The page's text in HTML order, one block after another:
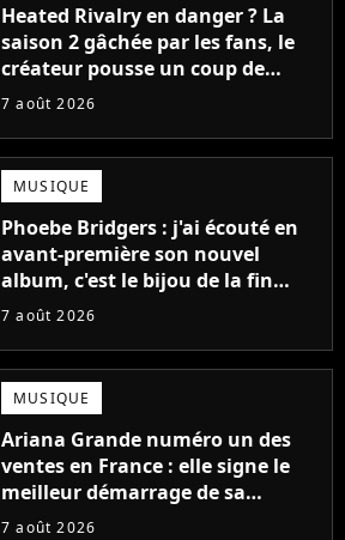
Heated Rivalry en danger ? La
saison 2 gâchée par les fans, le
créateur pousse un coup de
gueule
7 août 2026
MUSIQUE
Phoebe Bridgers : j'ai écouté en
avant-première son nouvel
album, c'est le bijou de la fin
d'été
7 août 2026
MUSIQUE
Ariana Grande numéro un des
ventes en France : elle signe le
meilleur démarrage de sa
carrière avec son album Petal
7 août 2026